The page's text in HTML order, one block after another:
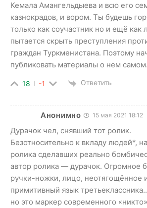
Кемала Амангельдыева и всю его
казнокрадов, и вором. Ты будешь
только как соучастник но и ещё как
пытается скрыть преступления
граждан Туркменистана. Поэтому
публиковать материалы о нем самом.
18 -1 Ответить
Анонимно 15 мая 2021 18:12
Дурачок чел, снявший тот ролик.
Безотносительно к вкладу людей*,
ролика сделавших реально
автор ролика — дурачок. Огромное
ручки-ножки, лицо, неотягощённое
примитивный язык
но это маркер современного